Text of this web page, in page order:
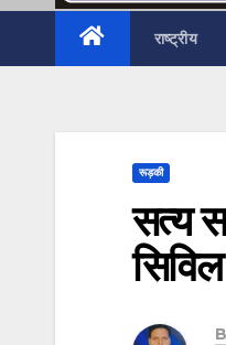
राष्ट्रीय
रूड़की
सत्य